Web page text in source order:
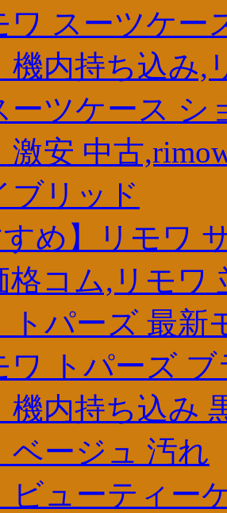
ワ スーツケー
機内持ち込み,
ーツケース シ
激安 中古
ブリッド
すめ】リモワ
格コム,リモワ
トパーズ 最
ワ トパーズ ブ
機内持ち込み
ベージュ 汚れ
ビューティー